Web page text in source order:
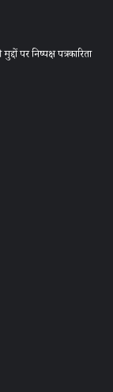
पर निष्पक्ष पत्रकारिता